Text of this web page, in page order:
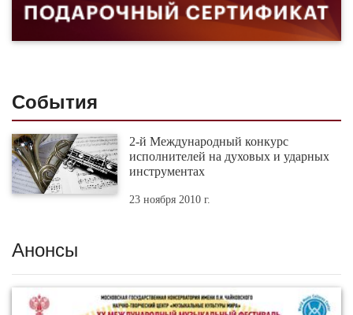
События
2-й Международный конкурс
исполнителей на духовых и ударных
инструментах
23 ноября 2010 г.
Анонсы